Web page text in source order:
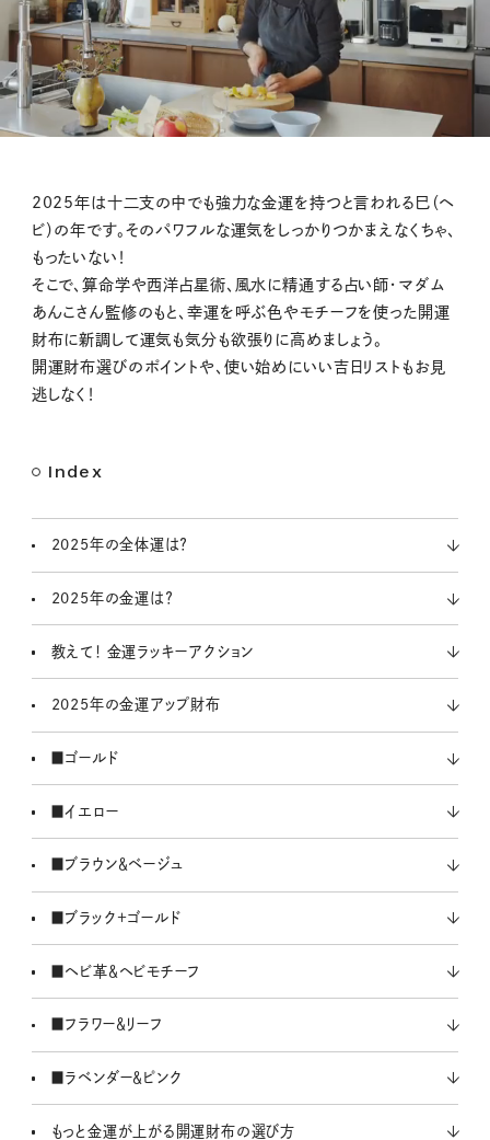
M
t
2025年は十二支の中でも強力な金運を持つと言われる巳（ヘ
ビ）の年です。そのパワフルな運気をしっかりつかまえなくちゃ、
もったいない！
そこで、算命学や西洋占星術、風水に精通する占い師・マダム
あんこさん監修のもと、幸運を呼ぶ色やモチーフを使った開運
財布に新調して運気も気分も欲張りに高めましょう。
開運財布選びのポイントや、使い始めにいい吉日リストもお見
逃しなく！
Index
2025年の全体運は？
2025年の金運は？
教えて！ 金運ラッキーアクション
2025年の金運アップ財布
■ゴールド
■イエロー
■ブラウン＆ベージュ
■ブラック＋ゴールド
■ヘビ革＆ヘビモチーフ
■フラワー＆リーフ
■ラベンダー＆ピンク
もっと金運が上がる開運財布の選び方